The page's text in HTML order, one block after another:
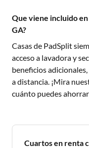
Que viene incluido
GA?
Casas de PadSplit
acceso a lavadora y
beneficios
a distancia. ¡Mira
cuánto puedes
Cuartos en renta